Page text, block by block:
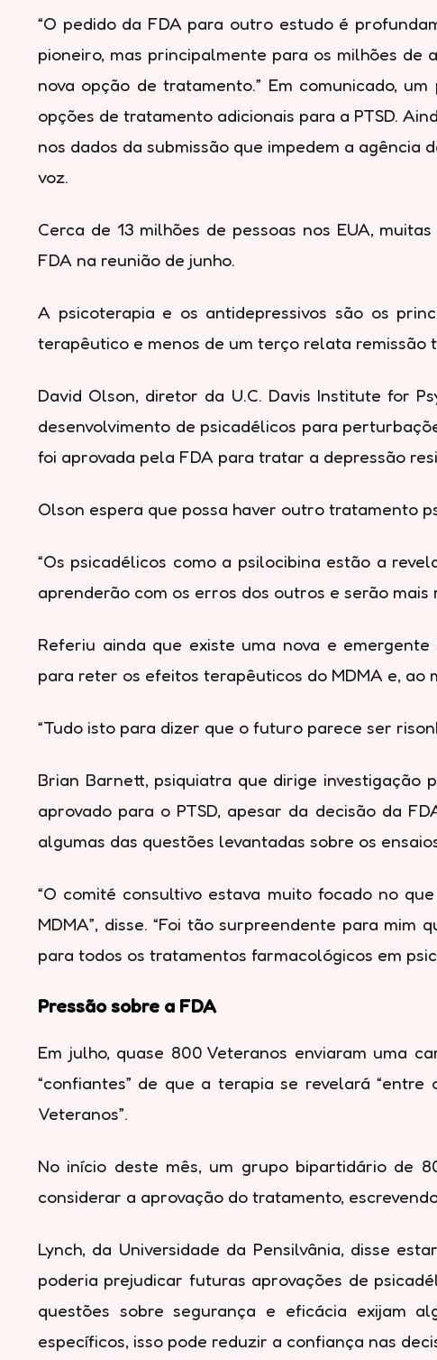
“O pedido da FDA para outro estudo é
pioneiro, mas principalmente para os milhões de
nova opção de tratamento.” Em comunicado,
opções de tratamento adicionais para a PTSD.
nos dados da submissão que impedem a
voz.
Cerca de 13 milhões de pessoas nos EUA,
FDA na reunião de junho.
A psicoterapia e os antidepressivos são os
terapêutico e menos de um terço relata remissão
David Olson, diretor da U.C. Davis Institute for
desenvolvimento de psicadélicos para
foi aprovada pela FDA para tratar a depressão
Olson espera que possa haver outro tratamento
“Os psicadélicos como a psilocibina estão a
aprenderão com os erros dos outros e serão
Referiu ainda que existe uma nova e
para reter os efeitos terapêuticos do MDMA e, ao
“Tudo isto para dizer que o futuro parece ser
Brian Barnett, psiquiatra que dirige investigação
aprovado para o PTSD, apesar da decisão da
algumas das questões levantadas sobre os
“O comité consultivo estava muito focado no
MDMA”, disse. “Foi tão surpreendente para
para todos os tratamentos farmacológicos em
Pressão sobre a FDA
Em julho, quase 800 Veteranos enviaram uma
“confiantes” de que a terapia se revelará
Veteranos”.
No início deste mês, um grupo bipartidário de
considerar a aprovação do tratamento,
Lynch, da Universidade da Pensilvânia, disse
poderia prejudicar futuras aprovações de
questões sobre segurança e eficácia exijam
específicos, isso pode reduzir a confiança nas